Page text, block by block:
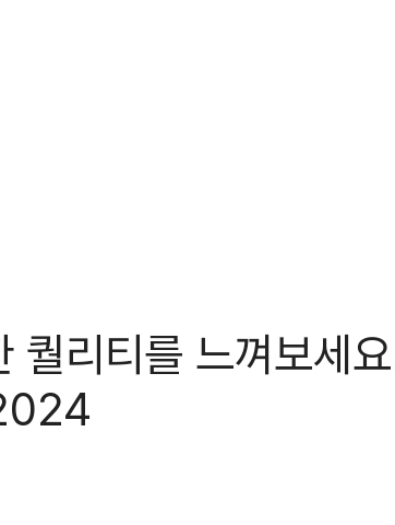
리티를 느껴보세